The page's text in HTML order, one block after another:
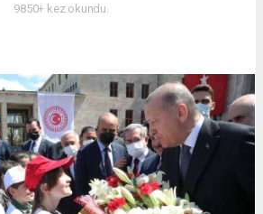
9850+ kez okundu.